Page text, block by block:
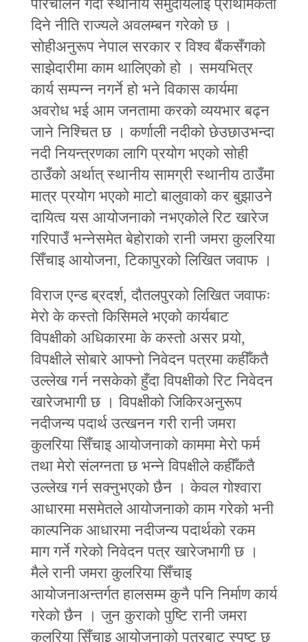
परिचालन गर्दा स्थानीय समुदायलाई प्राथमिकता
दिने नीति राज्यले अवलम्बन गरेको छ ।
सोहीअनुरूप नेपाल सरकार र विश्व बैंकसँगको
साझेदारीमा काम थालिएको हो । समयभित्र
कार्य सम्पन्न नगर्ने हो भने विकास कार्यमा
अवरोध भई आम जनतामा करको व्ययभार बढ्न
जाने निश्चित छ । कर्णाली नदीको छेउछाउभन्दा
नदी नियन्त्रणका लागि प्रयोग भएको सोही
ठाउँको अर्थात्‌ स्थानीय सामग्री स्थानीय ठाउँमा
मात्र प्रयोग भएको माटो बालुवाको कर बुझाउने
दायित्व यस आयोजनाको नभएकोले रिट खारेज
गरिपाउँ भन्नेसमेत बेहोराको रानी जमरा कुलरिया
सिँचाइ आयोजना, टिकापुरको लिखित जवाफ ।
विराज एन्ड ब्रदर्श, दौतलपुरको लिखित जवाफः
मेरो के कस्तो किसिमले भएको कार्यबाट
विपक्षीको अधिकारमा के कस्तो असर पर्‍यो,
विपक्षीले सोबारे आफ्नो निवेदन पत्रमा कहीँकतै
उल्लेख गर्न नसकेको हुँदा विपक्षीको रिट निवेदन
खारेजभागी छ । विपक्षीको जिकिरअनुरूप
नदीजन्य पदार्थ उत्खनन गरी रानी जमरा
कुलरिया सिँचाइ आयोजनाको काममा मेरो फर्म
तथा मेरो संलग्नता छ भन्ने विपक्षीले कहीँकतै
उल्लेख गर्न सक्नुभएको छैन । केवल गोश्वारा
आधारमा मसमेतले आयोजनाको काम गरेको भनी
काल्पनिक आधारमा नदीजन्य पदार्थको रकम
माग गर्ने गरेको निवेदन पत्र खारेजभागी छ ।
मैले रानी जमरा कुलरिया सिँचाइ
आयोजनाअन्तर्गत हालसम्म कुनै पनि निर्माण कार्य
गरेको छैन । जुन कुराको पुष्टि रानी जमरा
कुलरिया सिँचाइ आयोजनाको पत्रबाट स्पष्ट छ